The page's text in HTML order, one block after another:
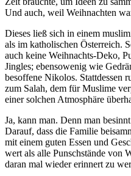
Und auch, weil Weihnachten
Dieses ließ sich in einem
als im katholischen Österreich.
auch keine Weihnachts-Deko,
Jingles; ebensowenig wie
besoffene Nikolos. Stattdessen
zum Salah, dem für Muslime
einer solchen Atmosphäre
Ja, kann man. Denn man
Darauf, dass die Familie
mit einem guten Essen und
wert als alle Punschstände von
daran mal wieder erinnert zu